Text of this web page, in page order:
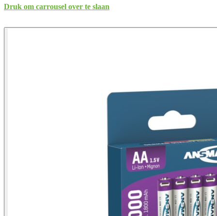
Druk om carrousel over te slaan